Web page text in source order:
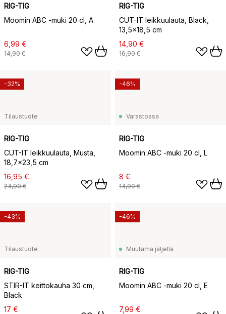
RIG-TIG
Moomin ABC -muki 20 cl, A
6,99 €
14,90 €
RIG-TIG
CUT-IT leikkuulauta, Black,
13,5x18,5 cm
14,90 €
16,90 €
Tilaustuote
RIG-TIG
CUT-IT leikkuulauta, Musta,
18,7x23,5 cm
16,95 €
24,90 €
-32%
Varastossa
RIG-TIG
Moomin ABC -muki 20 cl, L
8 €
14,90 €
-46%
Tilaustuote
RIG-TIG
STIR-IT keittokauha 30 cm,
Black
17 €
-43%
Muutama jäljellä
RIG-TIG
Moomin ABC -muki 20 cl, E
7,99 €
-46%